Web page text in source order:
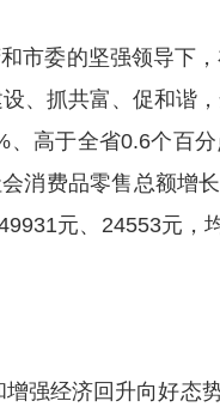
和市委的坚强领导下
、抓共富、促和谐
高于全省0.6个百
消费品零售总额增
元、24553元，
经济回升向好态势